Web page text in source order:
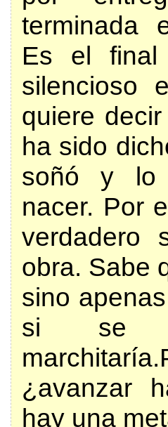
terminada
Es el final
silencioso
quiere
ha sido
soñó y lo
nacer. Por
verdadero
obra. Sabe
sino
si se
¿avanzar
hay una